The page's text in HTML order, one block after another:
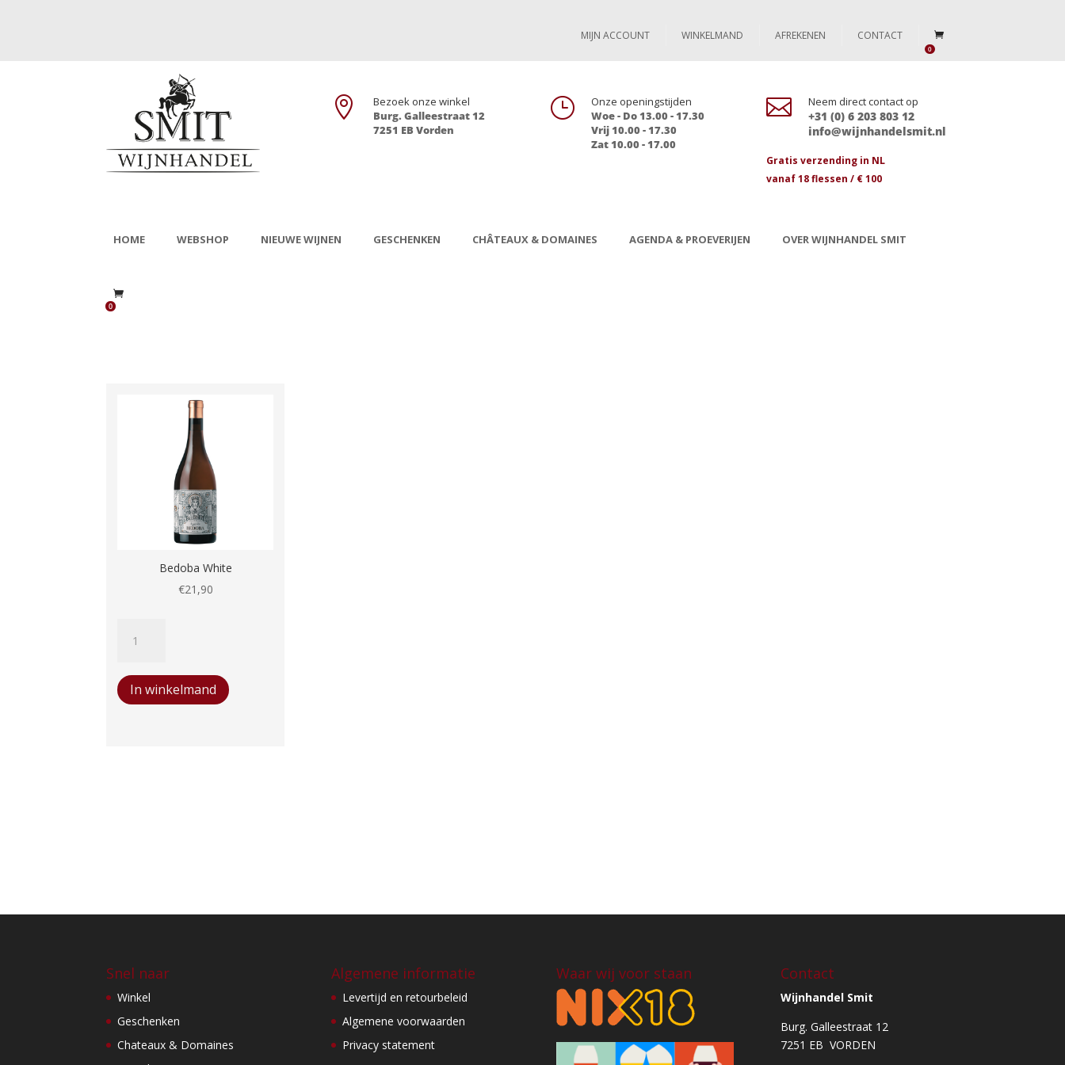
MIJN ACCOUNT WINKELMAND AFREKENEN CONTACT
0

Bezoek onze winkel
Burg. Galleestraat 12
7251 EB Vorden
}
Onze openingstijden
Woe - Do 13.00 - 17.30
Vrij 10.00 - 17.30
Zat 10.00 - 17.00
 Neem direct contact op
+31 (0) 6 203 803 12
info@wijnhandelsmit.nl
Gratis verzending in NL
vanaf 18 flessen / € 100
HOME WEBSHOP NIEUWE WIJNEN GESCHENKEN CHÂTEAUX & DOMAINES AGENDA & PROEVERIJEN OVER WIJNHANDEL SMIT
0
Bedoba White
€21,90
White
In winkelmand
Snel naar
Winkel
Geschenken
Chateaux & Domaines
Algemene informatie
Levertijd en retourbeleid
Algemene voorwaarden
Privacy statement
Waar wij voor staan Contact
Wijnhandel Smit
Burg. Galleestraat 12
7251 EB VORDEN